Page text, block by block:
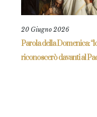
20 Giugno 2026
Parola della Domenica:
riconoscerò davanti al